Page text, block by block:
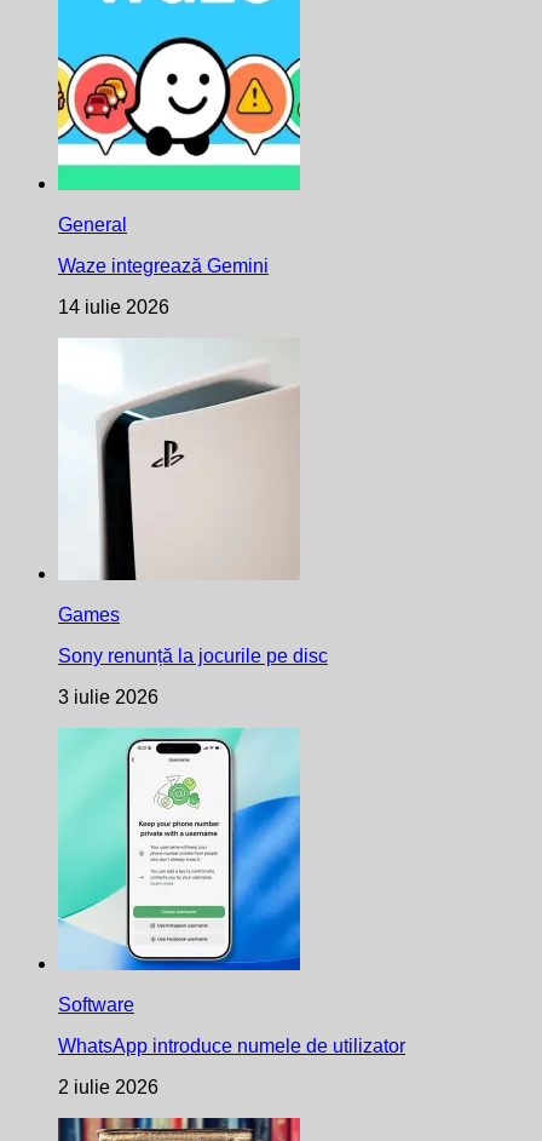
General
Waze integrează Gemini
14 iulie 2026
Games
Sony renunță la jocurile pe disc
3 iulie 2026
Software
WhatsApp introduce numele de utilizator
2 iulie 2026